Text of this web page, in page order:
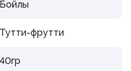
Бойлы
Тутти-фрутти
40гр